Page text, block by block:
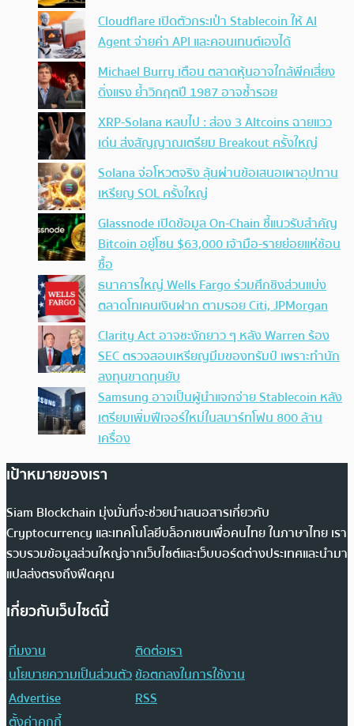
Cloudflare เปิดตัวกระเป๋า Stablecoin ให้ AI
Agent จ่ายค่า API และคอนเทนต์เองได้
Michael Burry เตือน ตลาดหุ้นอาจใกล้พีคเสี่ยง
ดิ่งแรง ย้ำวิกฤตปี 1987 อาจซ้ำรอย
XRP-Solana หลบไป : ส่อง 3 Altcoins ฉายแวว
เด่น ส่งสัญญาณเตรียม Breakout ครั้งใหญ่
Solana จ่อโหวตจริง ลุ้นผ่านข้อเสนอเผาอุปทาน
เหรียญ SOL ครั้งใหญ่
Glassnode เปิดข้อมูล On-Chain ชี้แนวรับสำคัญ
Bitcoin อยู่โซน $63,000 เจ้ามือ-รายย่อยแห่ช้อน
ซื้อ
ธนาคารใหญ่ Wells Fargo ร่วมศึกชิงส่วนแบ่ง
ตลาดโทเคนเงินฝาก ตามรอย Citi, JPMorgan
Clarity Act อาจชะงักยาว ๆ หลัง Warren ร้อง
SEC ตรวจสอบเหรียญมีมของทรัมป์ เพราะทำนัก
ลงทุนขาดทุนยับ
Samsung อาจเป็นผู้นำแจกจ่าย Stablecoin หลัง
เตรียมเพิ่มฟีเจอร์ใหม่ในสมาร์ทโฟน 800 ล้าน
เครื่อง
เป้าหมายของเรา
Siam Blockchain มุ่งมั่นที่จะช่วยนำเสนอสารเกี่ยวกับ
Cryptocurrency และเทคโนโลยีบล็อกเชนเพื่อคนไทย ในภาษาไทย เรา
รวบรวมข้อมูลส่วนใหญ่จากเว็บไซต์และเว็บบอร์ดต่างประเทศและนำมา
แปลส่งตรงถึงฟีดคุณ
เกี่ยวกับเว็บไซต์นี้
ทีมงาน
ติดต่อเรา
นโยบายความเป็นส่วนตัวข้อตกลงในการใช้งาน
Advertise
RSS